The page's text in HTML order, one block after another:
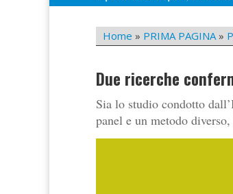
Home » PRIMA PAGINA»
Due ricerche
Sia lo studio condotto
panel e un metodo